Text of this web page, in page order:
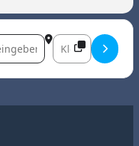
Messerbau []
Destination